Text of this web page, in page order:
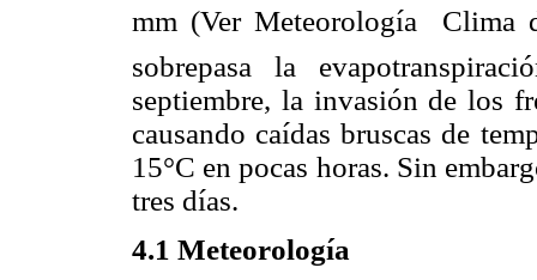
mm (Ver Meteorología 
sobrepasa la
septiembre, la invasión de los
causando caídas bruscas de
15°C en pocas horas. Sin
tres días.
4.1 Meteorología